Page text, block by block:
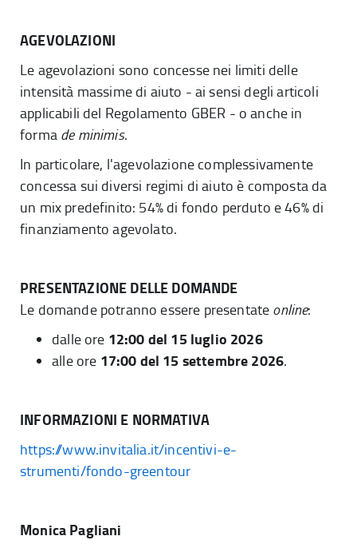
AGEVOLAZIONI
Le agevolazioni sono concesse nei limiti delle
intensità massime di aiuto - ai sensi degli articoli
applicabili del Regolamento GBER - o anche in
forma de minimis.
In particolare, l'agevolazione complessivamente
concessa sui diversi regimi di aiuto è composta da
un mix predefinito: 54% di fondo perduto e 46% di
finanziamento agevolato.
PRESENTAZIONE DELLE DOMANDE
Le domande potranno essere presentate online:
dalle ore 12:00 del 15 luglio 2026
alle ore 17:00 del 15 settembre 2026.
INFORMAZIONI E NORMATIVA
https://www.invitalia.it/incentivi-e-
strumenti/fondo-greentour
Monica Pagliani